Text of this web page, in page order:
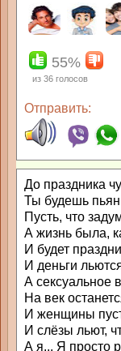
55%
из 36 голосов
Отправить:
До праздника
Ты будешь
Пусть, что
А жизнь была,
И будет
И деньги
А сексуальное
На век
И женщины
И слёзы льют,
А я... Я просто